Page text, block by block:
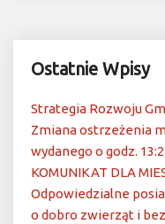
Ostatnie Wpisy
Strategia Rozwoju
Zmiana ostrzeżenia
wydanego o godz.
KOMUNIKAT DLA
Odpowiedzialne
o dobro zwierząt i